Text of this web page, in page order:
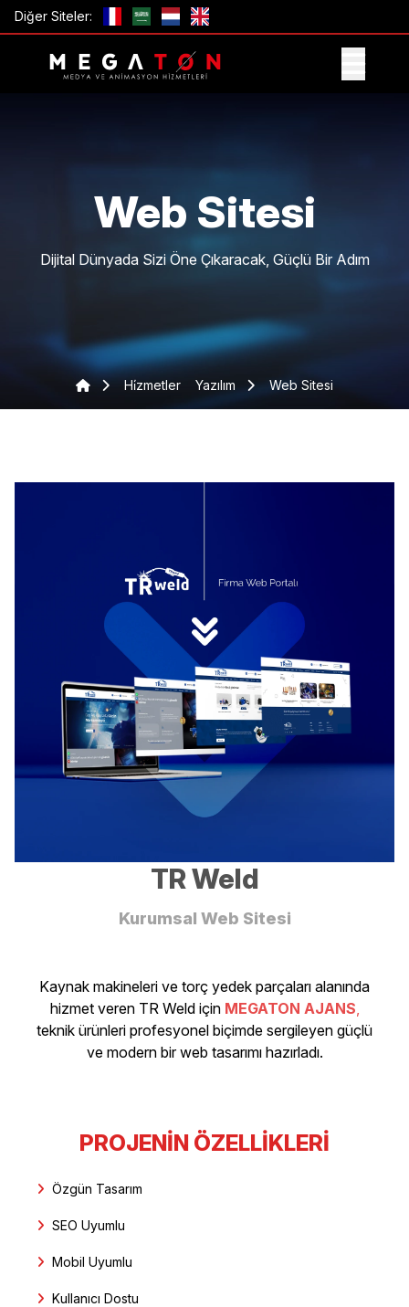
Diğer Siteler:
Web Sitesi
Dijital Dünyada Sizi Öne Çıkaracak, Güçlü Bir Adım
Hi̇zmetler Yazılım Web Sitesi
TR Weld
Kurumsal Web Sitesi
Kaynak makineleri ve torç yedek parçaları alanında
hizmet veren TR Weld için MEGATON AJANS,
teknik ürünleri profesyonel biçimde sergileyen güçlü
ve modern bir web tasarımı hazırladı.
PROJENIN ÖZELLIKLERI
Özgün Tasarım
SEO Uyumlu
Mobil Uyumlu
Kullanıcı Dostu